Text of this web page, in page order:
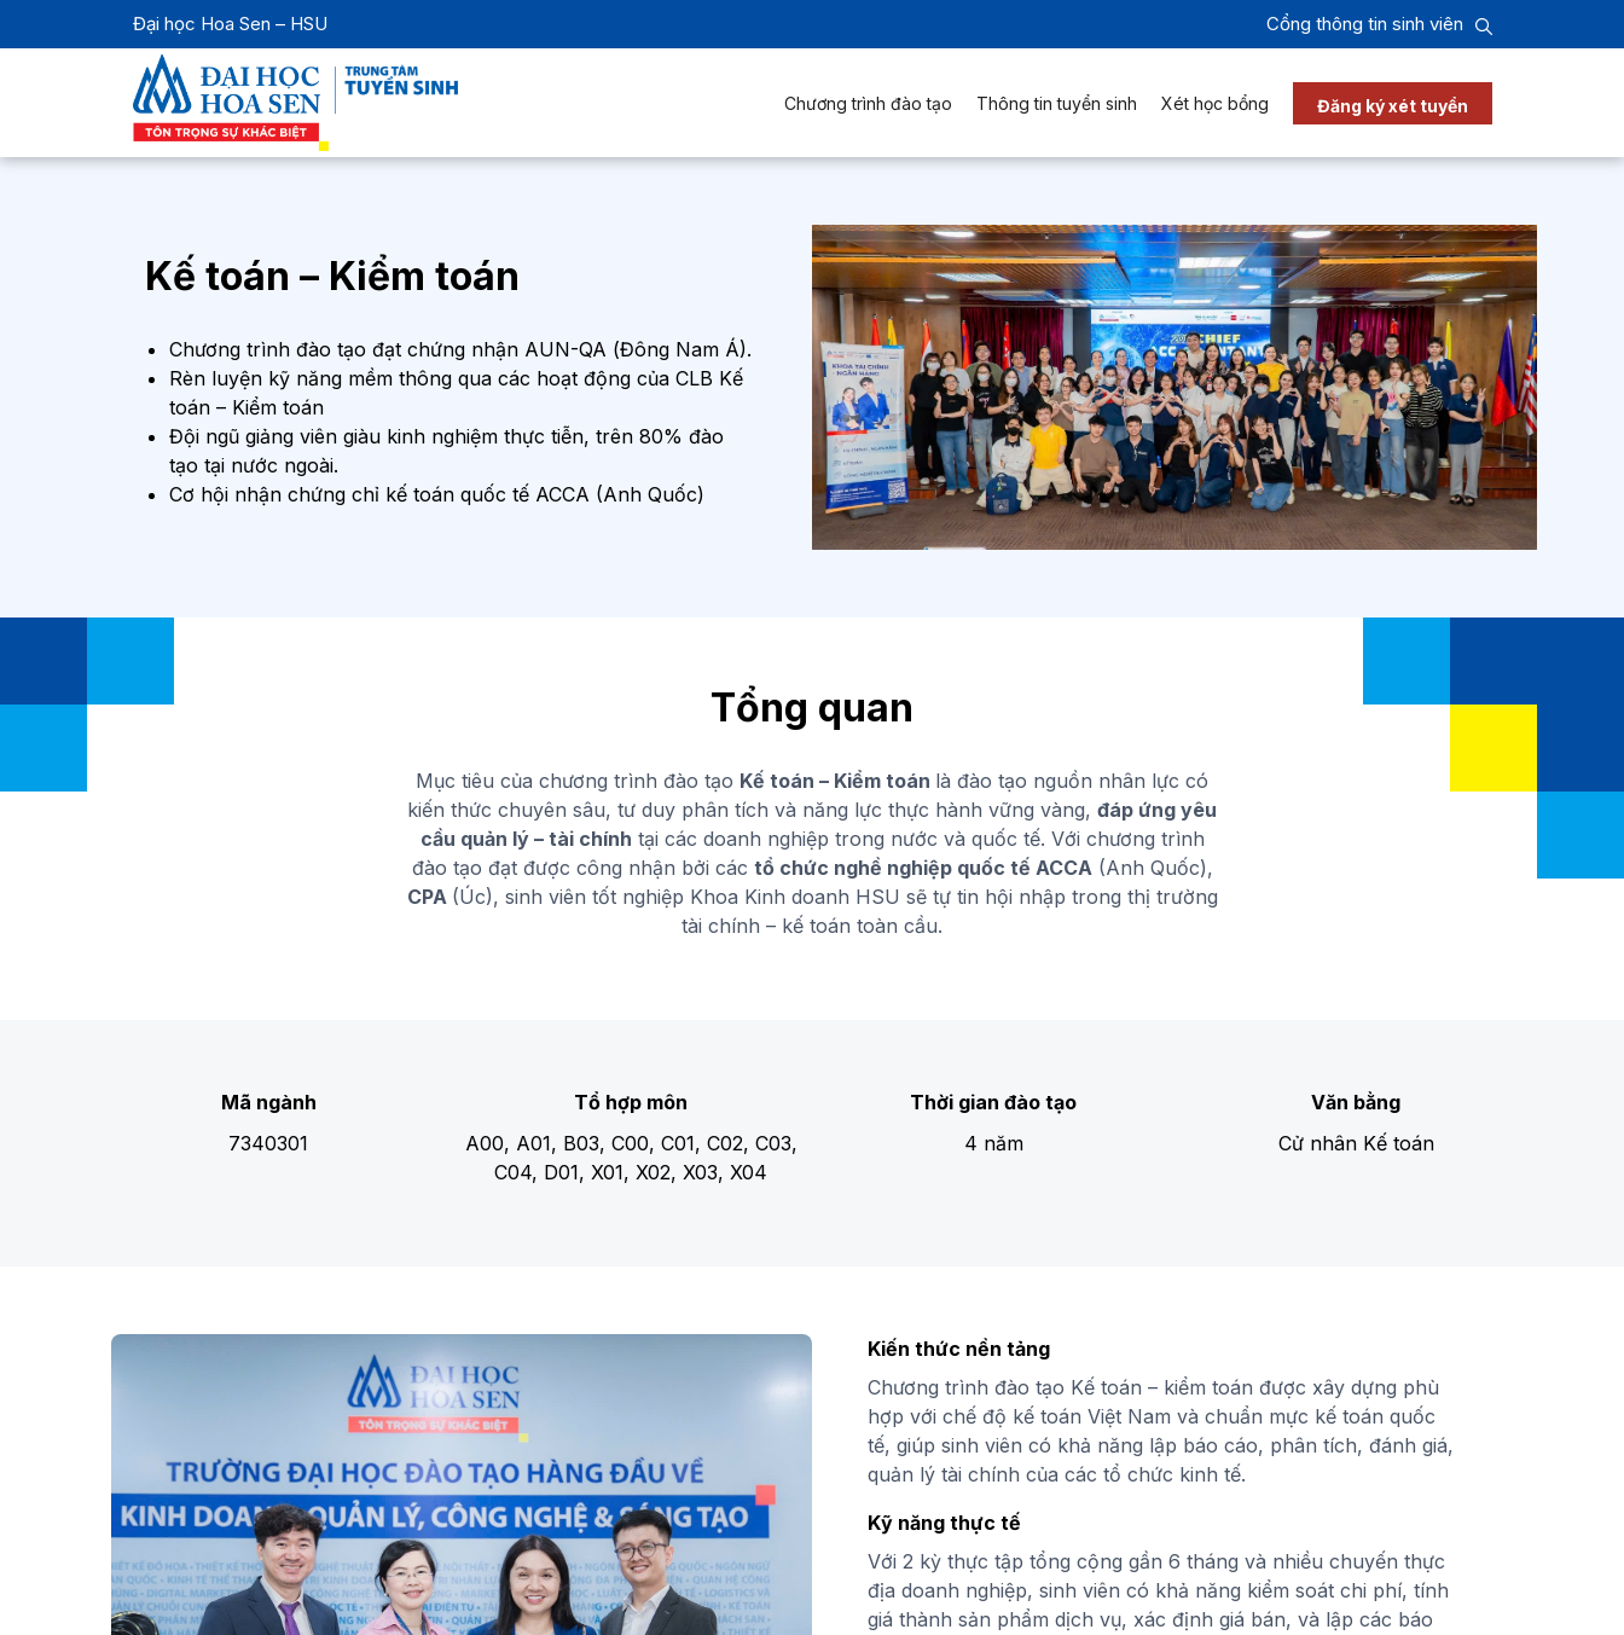
Đại học Hoa Sen – HSU Cổng thông tin sinh viên
Chương trình đào tạo Thông tin tuyển sinh Xét học bổng Đăng ký xét tuyển
Kế toán – Kiểm toán
Chương trình đào tạo đạt chứng nhận AUN-QA (Đông Nam Á).
Rèn luyện kỹ năng mềm thông qua các hoạt động của CLB Kế
toán – Kiểm toán
Đội ngũ giảng viên giàu kinh nghiệm thực tiễn, trên 80% đào
tạo tại nước ngoài.
Cơ hội nhận chứng chỉ kế toán quốc tế ACCA (Anh Quốc)
Tổng quan
Mục tiêu của chương trình đào tạo Kế toán – Kiểm toán là đào tạo nguồn nhân lực có
kiến thức chuyên sâu, tư duy phân tích và năng lực thực hành vững vàng, đáp ứng yêu
cầu quản lý – tài chính tại các doanh nghiệp trong nước và quốc tế. Với chương trình
đào tạo đạt được công nhận bởi các tổ chức nghề nghiệp quốc tế ACCA(Anh Quốc),
CPA (Úc), sinh viên tốt nghiệp Khoa Kinh doanh HSU sẽ tự tin hội nhập trong thị trường
tài chính – kế toán toàn cầu.
Mã ngành
7340301
Tổ hợp môn
A00, A01, B03, C00, C01, C02, C03,
C04, D01, X01, X02, X03, X04
Thời gian đào tạo
4 năm
Văn bằng
Cử nhân Kế toán
Kiến thức nền tảng
Chương trình đào tạo Kế toán – kiểm toán được xây dựng phù
hợp với chế độ kế toán Việt Nam và chuẩn mực kế toán quốc
tế, giúp sinh viên có khả năng lập báo cáo, phân tích, đánh giá,
quản lý tài chính của các tổ chức kinh tế.
Kỹ năng thực tế
Với 2 kỳ thực tập tổng cộng gần 6 tháng và nhiều chuyến thực
địa doanh nghiệp, sinh viên có khả năng kiểm soát chi phí, tính
giá thành sản phẩm dịch vụ, xác định giá bán, và lập các báo